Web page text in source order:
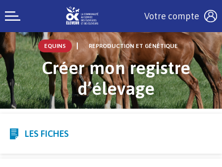
Votre compte
EQUINS REPRODUCTION ET GÉNÉTIQUE
Créer mon registre
d’élevage
LES FICHES